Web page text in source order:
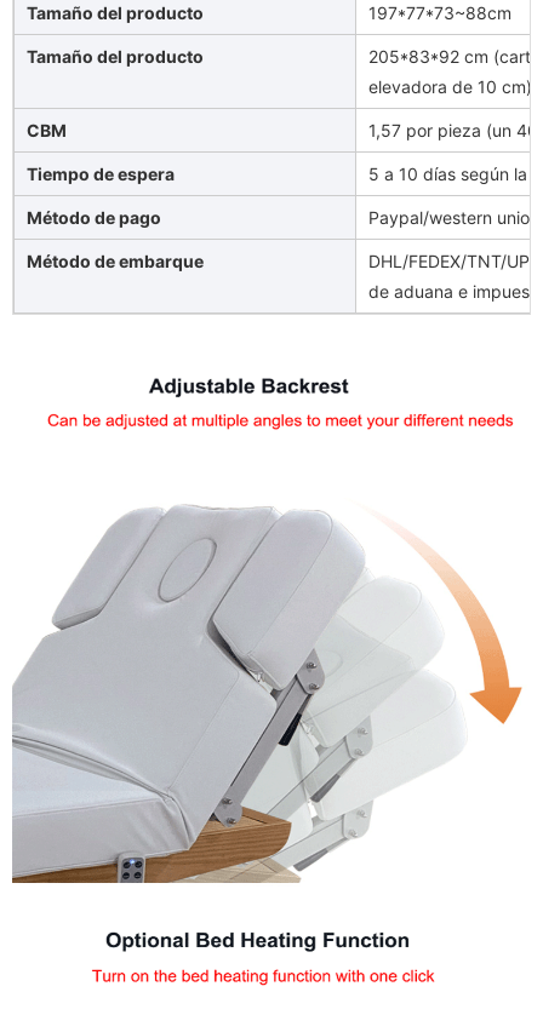
Tamaño del producto 197*77*73~88cm
Tamaño del producto
205*83*92 cm
elevadora de 10 cm)
CBM 1,57 por pieza (un
Tiempo de espera 5 a 10 días según la
Método de pago Paypal/western
Método de embarque
DHL/FEDEX/TNT/
de aduana e